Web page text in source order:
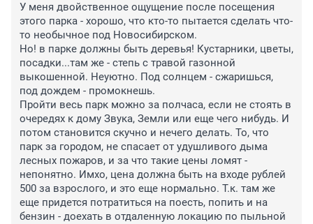
У меня двойственное ощущение после посещения
этого парка - хорошо, что кто-то пытается сделать что-
то необычное под Новосибирском.
Но! в парке должны быть деревья! Кустарники, цветы,
посадки...там же - степь с травой газонной
выкошенной. Неуютно. Под солнцем - сжаришься,
под дождем - промокнешь.
Пройти весь парк можно за полчаса, если не стоять в
очередях к дому Звука, Земли или еще чего нибудь. И
потом становится скучно и нечего делать. То, что
парк за городом, не спасает от удушливого дыма
лесных пожаров, и за что такие цены ломят -
непонятно. Имхо, цена должна быть на входе рублей
500 за взрослого, и это еще нормально. Т.к. там же
еще придется потратиться на поесть, попить и на
бензин - доехать в отдаленную локацию по пыльной